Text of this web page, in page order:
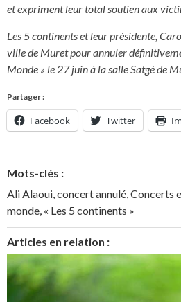
et expriment leur total soutien aux
Les 5 continents et leur présidente,
ville de Muret pour annuler
Monde » le 27 juin à la salle Satgé de
Partager :
Facebook Twitter
Mots-clés :
Ali Alaoui,concert annulé,Concerts
monde, « Les 5 continents »
Articles en relation :